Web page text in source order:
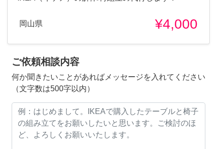
岡山県 ¥4,000
ご依頼相談内容
何か聞きたいことがあればメッセージを入れてください
（文字数は500字以内）